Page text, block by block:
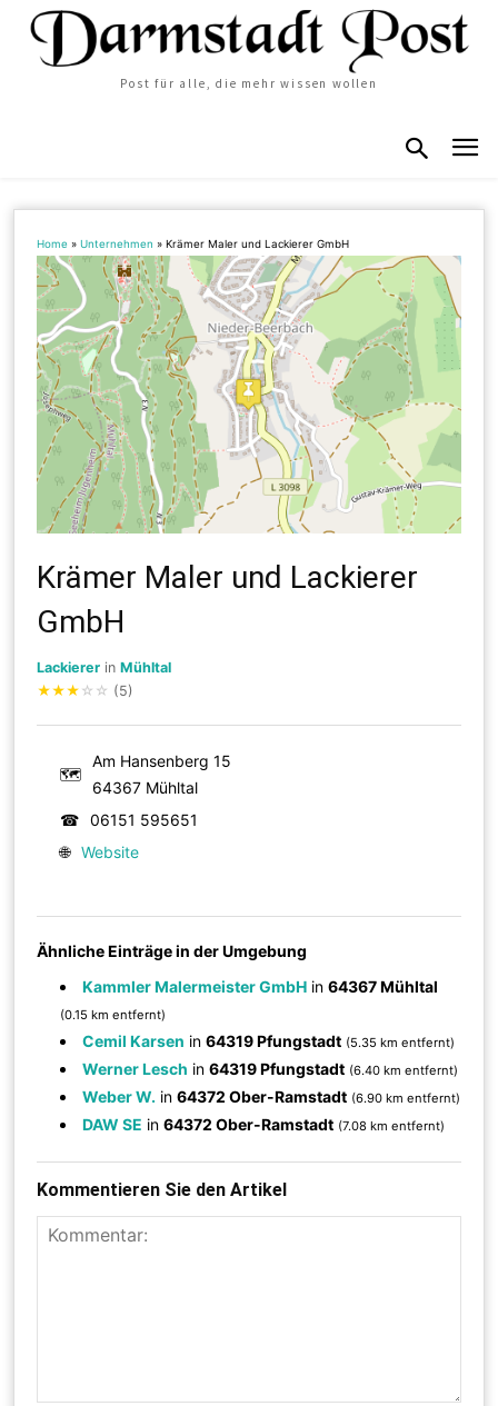
Post für alle, die mehr wissen wollen
Home »Unternehmen »Krämer Maler und Lackierer GmbH
Krämer Maler und Lackierer
GmbH
Lackierer inMühltal
★★★ ☆ ☆ (5)
🗺
Am Hansenberg 15
64367 Mühltal
☎
06151 595651
🌐 Website
Ähnliche Einträge in der Umgebung
Kammler Malermeister GmbH in64367 Mühltal
(0.15 km entfernt)
Cemil Karsen in64319 Pfungstadt (5.35 km entfernt)
Werner Lesch in64319 Pfungstadt (6.40 km entfernt)
Weber W. in64372 Ober-Ramstadt (6.90 km entfernt)
DAW SE in64372 Ober-Ramstadt (7.08 km entfernt)
Kommentieren Sie den Artikel